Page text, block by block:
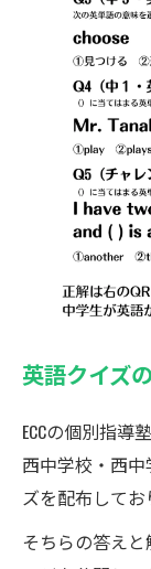
英語クイズ
ECCの個別指導
西中学校・西
ズを配布してお
そちらの答え